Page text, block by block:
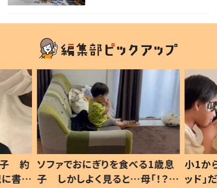
歳息
？」
小1から不登校、息子は「ギフテ
ッド」だった 父が“ウチ給食”を
ひ孫
が、抱